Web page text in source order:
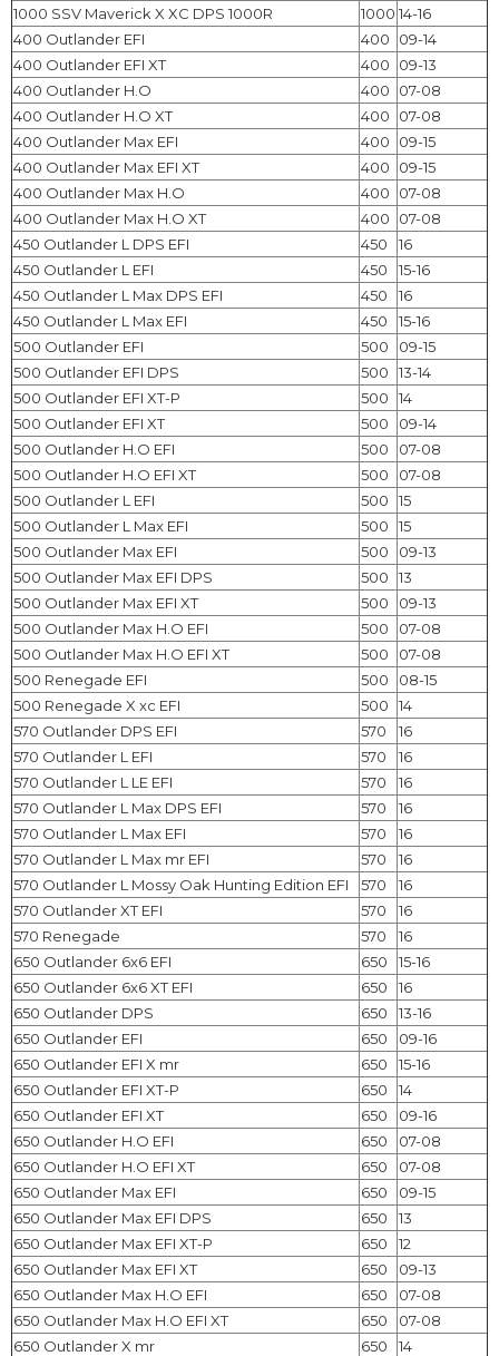
1000 SSV Maverick X XC DPS 1000R 1000 14-16
400 Outlander EFI
400
09-14
400 Outlander EFI XT
400
09-13
400 Outlander H.O
400
07-08
400 Outlander H.O XT
400
07-08
400 Outlander Max EFI
400
09-15
400 Outlander Max EFI XT
400
09-15
400 Outlander Max H.O
400
07-08
400 Outlander Max H.O XT
400
07-08
450 Outlander L DPS EFI
450
16
450 Outlander L EFI
450
15-16
450 Outlander L Max DPS EFI
450
16
450 Outlander L Max EFI
450
15-16
500 Outlander EFI
500
09-15
500 Outlander EFI DPS
500
13-14
500 Outlander EFI XT-P
500
14
500 Outlander EFI XT
500
09-14
500 Outlander H.O EFI
500
07-08
500 Outlander H.O EFI XT
500
07-08
500 Outlander L EFI
500
15
500 Outlander L Max EFI
500
15
500 Outlander Max EFI
500
09-13
500 Outlander Max EFI DPS
500
13
500 Outlander Max EFI XT
500
09-13
500 Outlander Max H.O EFI
500
07-08
500 Outlander Max H.O EFI XT
500
07-08
500 Renegade EFI
500
08-15
500 Renegade X xc EFI
500
14
570 Outlander DPS EFI
570
16
570 Outlander L EFI
570
16
570 Outlander L LE EFI
570
16
570 Outlander L Max DPS EFI
570
16
570 Outlander L Max EFI
570
16
570 Outlander L Max mr EFI
570
16
570 Outlander L Mossy Oak Hunting Edition EFI
570
16
570 Outlander XT EFI
570
16
570 Renegade
570
16
650 Outlander 6x6 EFI
650
15-16
650 Outlander 6x6 XT EFI
650
16
650 Outlander DPS
650
13-16
650 Outlander EFI
650
09-16
650 Outlander EFI X mr
650
15-16
650 Outlander EFI XT-P
650
14
650 Outlander EFI XT
650
09-16
650 Outlander H.O EFI
650
07-08
650 Outlander H.O EFI XT
650
07-08
650 Outlander Max EFI
650
09-15
650 Outlander Max EFI DPS
650
13
650 Outlander Max EFI XT-P
650
12
650 Outlander Max EFI XT
650
09-13
650 Outlander Max H.O EFI
650
07-08
650 Outlander Max H.O EFI XT
650
07-08
650 Outlander X mr
650
14